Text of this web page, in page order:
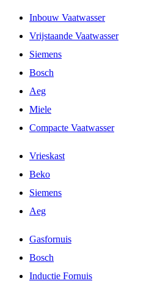
Inbouw Vaatwasser
Vrijstaande Vaatwasser
Siemens
Bosch
Aeg
Miele
Compacte Vaatwasser
Vrieskast
Beko
Siemens
Aeg
Gasfornuis
Bosch
Inductie Fornuis